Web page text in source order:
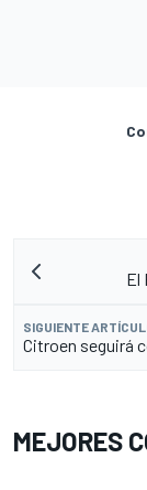
El
SIGUIENTE
Citroen seguirá
MEJORES